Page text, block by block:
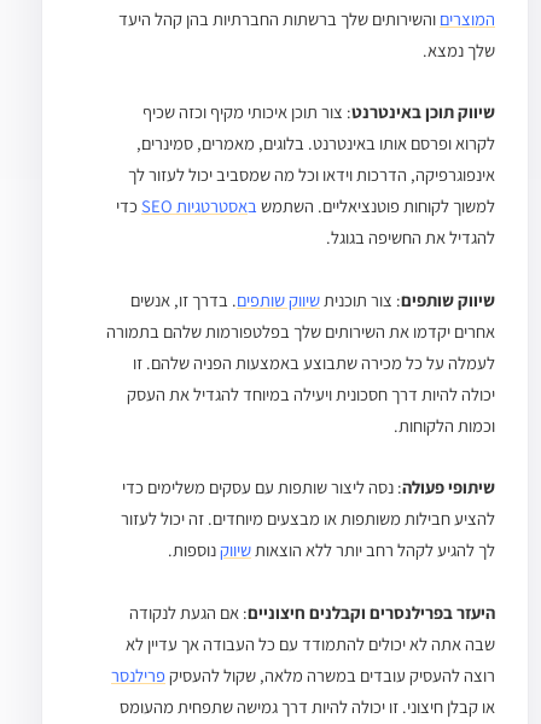
המוצרים והשירותים שלך ברשתות החברתיות בהן קהל היעד
שלך נמצא.
שיווק תוכן באינטרנט: צור תוכן איכותי מקיף וכזה שכיף
לקרוא ופרסם אותו באינטרנט. בלוגים, מאמרים, סמינרים,
אינפוגרפיקה, הדרכות וידאו וכל מה שמסביב יכול לעזור לך
למשוך לקוחות פוטנציאליים. השתמש באסטרטגיות SEO
כדי
להגדיל את החשיפה בגוגל.
שיווק שותפים: צור תוכנית שיווק שותפים. בדרך זו, אנשים
אחרים יקדמו את השירותים שלך בפלטפורמות שלהם בתמורה
לעמלה על כל מכירה שתבוצע באמצעות הפניה שלהם. זו
יכולה להיות דרך חסכונית ויעילה במיוחד להגדיל את העסק
וכמות הלקוחות.
שיתופי פעולה: נסה ליצור שותפות עם עסקים משלימים כדי
להציע חבילות משותפות או מבצעים מיוחדים. זה יכול לעזור
לך להגיע לקהל רחב יותר ללא הוצאותשיווקנוספות.
היעזר בפרילנסרים וקבלנים חיצוניים: אם הגעת לנקודה
שבה אתה לא יכולים להתמודד עם כל העבודה אך עדיין לא
רוצה להעסיק עובדים במשרה מלאה, שקול להעסיק פרילנסר
או קבלן חיצוני. זו יכולה להיות דרך גמישה שתפחית מהעומס